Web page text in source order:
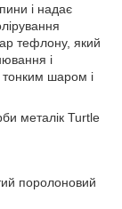
і надає
тефлону, який
і
тонким шаром і
металік Turtle
поролоновий